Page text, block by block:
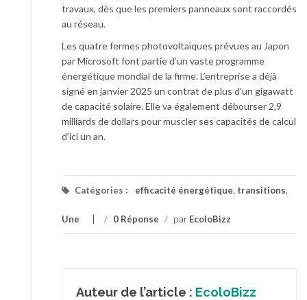
travaux, dès que les premiers panneaux sont raccordés
au réseau.
Les quatre fermes photovoltaïques prévues au Japon
par Microsoft font partie d’un vaste programme
énergétique mondial de la firme. L’entreprise a déjà
signé en janvier 2025 un contrat de plus d’un gigawatt
de capacité solaire. Elle va également débourser 2,9
milliards de dollars pour muscler ses capacités de calcul
d’ici un an.
Catégories : efficacité énergétique, transitions,
Une / 0 Réponse / par EcoloBizz
Auteur de l’article : EcoloBizz